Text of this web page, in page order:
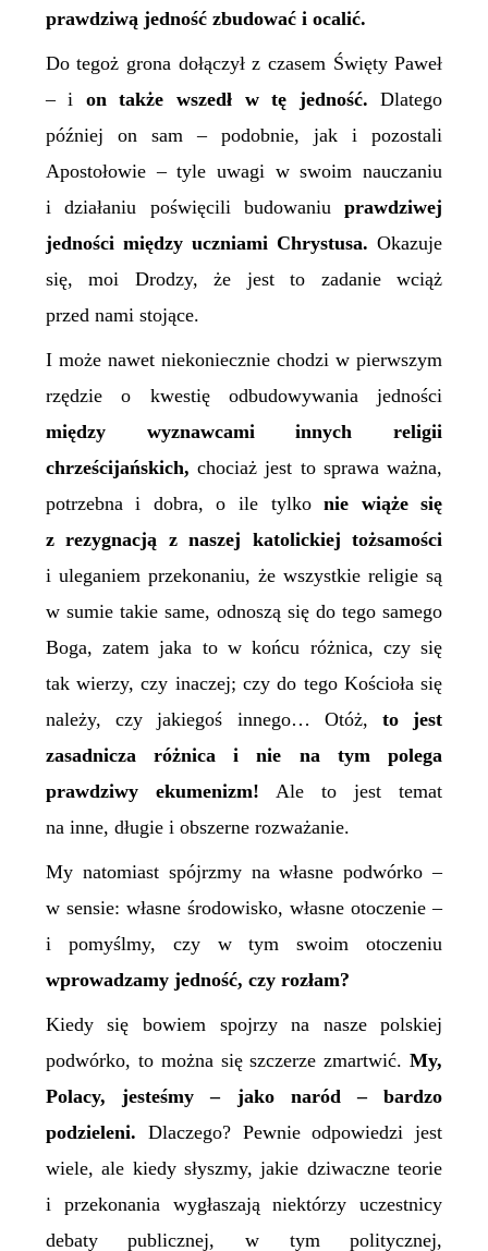
prawdziwą jedność zbudować i ocalić.
Do tegoż grona dołączył z czasem Święty Paweł
– i on także wszedł w tę jedność. Dlatego
później on sam – podobnie, jak i pozostali
Apostołowie – tyle uwagi w swoim nauczaniu
i działaniu poświęcili budowaniuprawdziwej
jedności między uczniami Chrystusa.Okazuje
się, moi Drodzy, że jest to zadanie wciąż
przed nami stojące.
I może nawet niekoniecznie chodzi w pierwszym
rzędzie o kwestię odbudowywania jedności
między wyznawcami innych religii
chrześcijańskich,chociaż jest to sprawa ważna,
potrzebna i dobra, o ile tylkonie wiąże się
z rezygnacją z naszej katolickiej tożsamości
i uleganiem przekonaniu, że wszystkie religie są
w sumie takie same, odnoszą się do tego samego
Boga, zatem jaka to w końcu różnica, czy się
tak wierzy, czy inaczej; czy do tego Kościoła się
należy, czy jakiegoś innego… Otóż, to jest
zasadnicza różnica i nie na tym polega
prawdziwy ekumenizm! Ale to jest temat
na inne, długie i obszerne rozważanie.
My natomiast spójrzmy na własne podwórko –
w sensie: własne środowisko, własne otoczenie –
i pomyślmy, czy w tym swoim otoczeniu
wprowadzamy jedność, czy rozłam?
Kiedy się bowiem spojrzy na nasze polskiej
podwórko, to można się szczerze zmartwić.My,
Polacy, jesteśmy – jako naród – bardzo
podzieleni. Dlaczego? Pewnie odpowiedzi jest
wiele, ale kiedy słyszmy, jakie dziwaczne teorie
i przekonania wygłaszają niektórzy uczestnicy
debaty publicznej, w tym politycznej,